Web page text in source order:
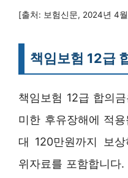
[출처: 보험신문, 2024년 4
책임보험 12급
책임보험 12급 합의
미한 후유장해에 적
대 120만원까지 보
위자료를 포함합니다